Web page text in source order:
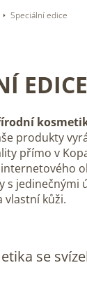
Speciální edice
EDICE
produkty
přímo v
jedinečnými
vlastní kůži.
se